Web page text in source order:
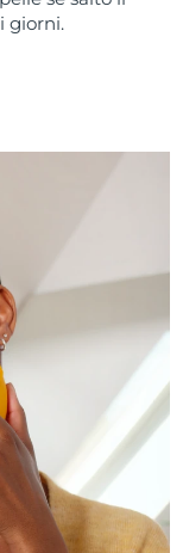
giorni.